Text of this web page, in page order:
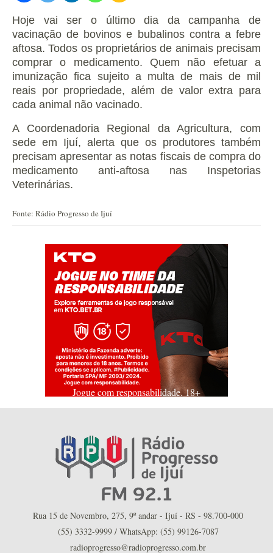
Hoje vai ser o último dia da campanha de
vacinação de bovinos e bubalinos contra a febre
aftosa. Todos os proprietários de animais precisam
comprar o medicamento. Quem não efetuar a
imunização fica sujeito a multa de mais de mil
reais por propriedade, além de valor extra para
cada animal não vacinado.
A Coordenadoria Regional da Agricultura, com
sede em Ijuí, alerta que os produtores também
precisam apresentar as notas fiscais de compra do
medicamento anti-aftosa nas Inspetorias
Veterinárias.
Fonte: Rádio Progresso de Ijuí
Jogue com responsabilidade. 18+
Rua 15 de Novembro, 275, 9º andar - Ijuí - RS - 98.700-000
(55) 3332-9999 / WhatsApp: (55) 99126-7087
radioprogresso@radioprogresso.com.br